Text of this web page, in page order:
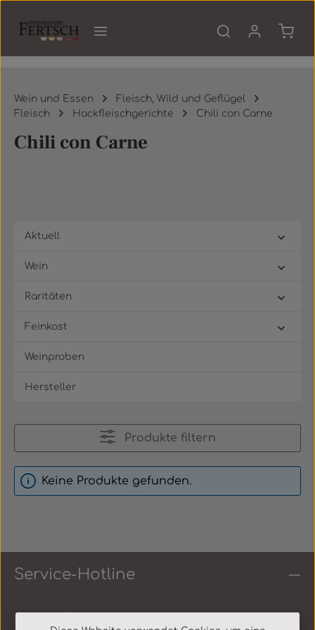
Wein und Essen
Fleisch, Wild und Geflügel
Fleisch
Hackfleischgerichte Chili con Carne
Chili con Carne
Aktuell
Wein
Raritäten
Feinkost
Weinproben
Hersteller
Produkte filtern
Keine Produkte gefunden.
Service-Hotline
Shop Service